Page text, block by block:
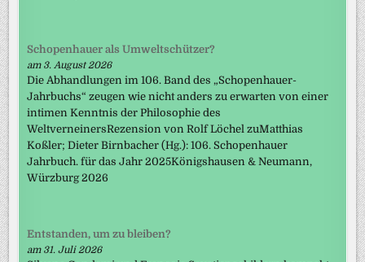
Schopenhauer als Umweltschützer?
am 3. August 2026
Die Abhandlungen im 106. Band des „Schopenhauer-
Jahrbuchs“ zeugen wie nicht anders zu erwarten von einer
intimen Kenntnis der Philosophie des
WeltverneinersRezension von Rolf Löchel zuMatthias
Koßler; Dieter Birnbacher (Hg.): 106. Schopenhauer
Jahrbuch. für das Jahr 2025Königshausen & Neumann,
Würzburg 2026
Entstanden, um zu bleiben?
am 31. Juli 2026